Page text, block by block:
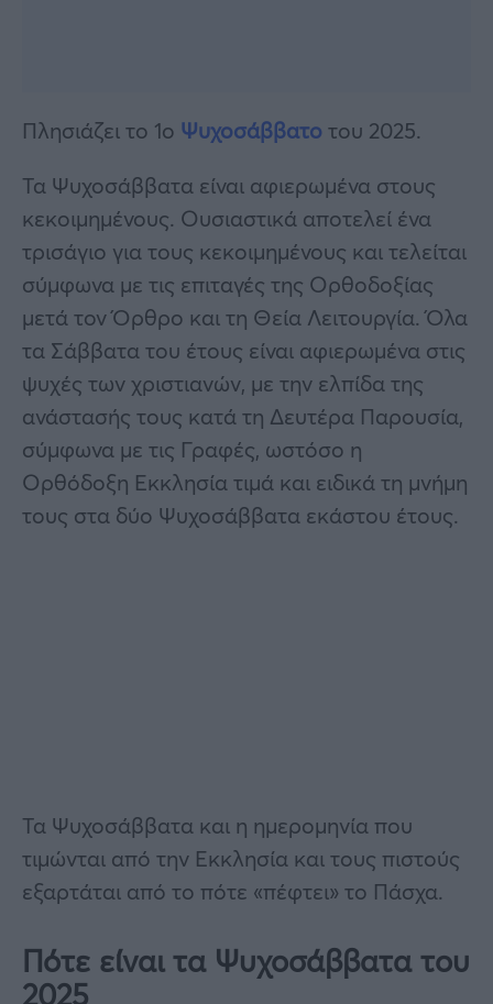
Πλησιάζει το 1ο Ψυχοσάββατο του 2025.
Τα Ψυχοσάββατα είναι αφιερωμένα στους
κεκοιμημένους. Ουσιαστικά αποτελεί ένα
τρισάγιο για τους κεκοιμημένους και τελείται
σύμφωνα με τις επιταγές της Ορθοδοξίας
μετά τον Όρθρο και τη Θεία Λειτουργία. Όλα
τα Σάββατα του έτους είναι αφιερωμένα στις
ψυχές των χριστιανών, με την ελπίδα της
ανάστασής τους κατά τη Δευτέρα Παρουσία,
σύμφωνα με τις Γραφές, ωστόσο η
Ορθόδοξη Εκκλησία τιμά και ειδικά τη μνήμη
τους στα δύο Ψυχοσάββατα εκάστου έτους.
Τα Ψυχοσάββατα και η ημερομηνία που
τιμώνται από την Εκκλησία και τους πιστούς
εξαρτάται από το πότε «πέφτει» το Πάσχα.
Πότε είναι τα Ψυχοσάββατα του
2025